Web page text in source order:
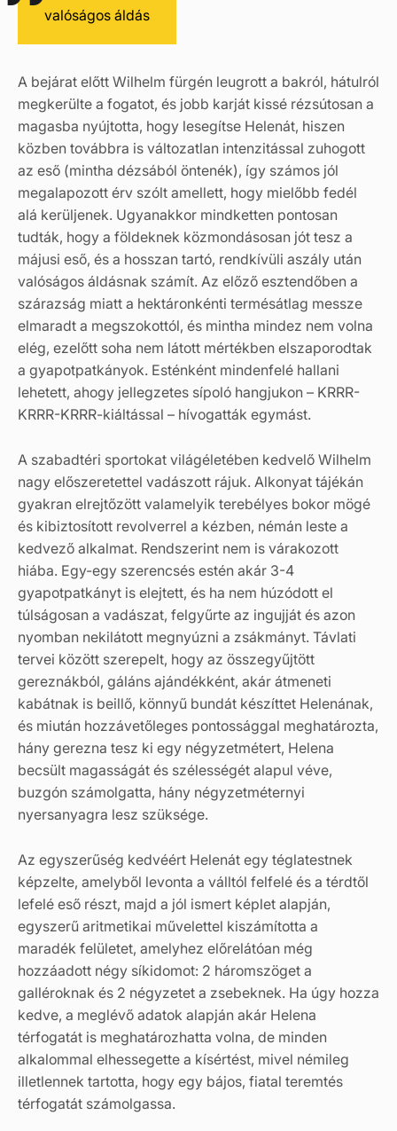
valóságos áldás
A bejárat előtt Wilhelm fürgén leugrott a bakról, hátulról
megkerülte a fogatot, és jobb karját kissé rézsútosan a
magasba nyújtotta, hogy lesegítse Helenát, hiszen
közben továbbra is változatlan intenzitással zuhogott
az eső (mintha dézsából öntenék), így számos jól
megalapozott érv szólt amellett, hogy mielőbb fedél
alá kerüljenek. Ugyanakkor mindketten pontosan
tudták, hogy a földeknek közmondásosan jót tesz a
májusi eső, és a hosszan tartó, rendkívüli aszály után
valóságos áldásnak számít. Az előző esztendőben a
szárazság miatt a hektáronkénti termésátlag messze
elmaradt a megszokottól, és mintha mindez nem volna
elég, ezelőtt soha nem látott mértékben elszaporodtak
a gyapotpatkányok. Esténként mindenfelé hallani
lehetett, ahogy jellegzetes sípoló hangjukon – KRRR-
KRRR-KRRR-kiáltással – hívogatták egymást.
A szabadtéri sportokat világéletében kedvelő Wilhelm
nagy előszeretettel vadászott rájuk. Alkonyat tájékán
gyakran elrejtőzött valamelyik terebélyes bokor mögé
és kibiztosított revolverrel a kézben, némán leste a
kedvező alkalmat. Rendszerint nem is várakozott
hiába. Egy-egy szerencsés estén akár 3-4
gyapotpatkányt is elejtett, és ha nem húzódott el
túlságosan a vadászat, felgyűrte az ingujját és azon
nyomban nekilátott megnyúzni a zsákmányt. Távlati
tervei között szerepelt, hogy az összegyűjtött
gereznákból, gáláns ajándékként, akár átmeneti
kabátnak is beillő, könnyű bundát készíttet Helenának,
és miután hozzávetőleges pontossággal meghatározta,
hány gerezna tesz ki egy négyzetmétert, Helena
becsült magasságát és szélességét alapul véve,
buzgón számolgatta, hány négyzetméternyi
nyersanyagra lesz szüksége.
Az egyszerűség kedvéért Helenát egy téglatestnek
képzelte, amelyből levonta a válltól felfelé és a térdtől
lefelé eső részt, majd a jól ismert képlet alapján,
egyszerű aritmetikai művelettel kiszámította a
maradék felületet, amelyhez előrelátóan még
hozzáadott négy síkidomot: 2 háromszöget a
galléroknak és 2 négyzetet a zsebeknek. Ha úgy hozza
kedve, a meglévő adatok alapján akár Helena
térfogatát is meghatározhatta volna, de minden
alkalommal elhessegette a kísértést, mivel némileg
illetlennek tartotta, hogy egy bájos, fiatal teremtés
térfogatát számolgassa.